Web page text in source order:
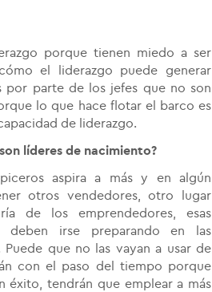
porque tienen miedo a ser
el liderazgo puede generar
por parte de los jefes que no son
lo que hace flotar el barco es
de liderazgo.
líderes de nacimiento?
aspira a más y en algún
otros vendedores, otro lugar
de los emprendedores, esas
deben irse preparando en las
Puede que no las vayan a usar de
con el paso del tiempo porque
éxito, tendrán que emplear a más